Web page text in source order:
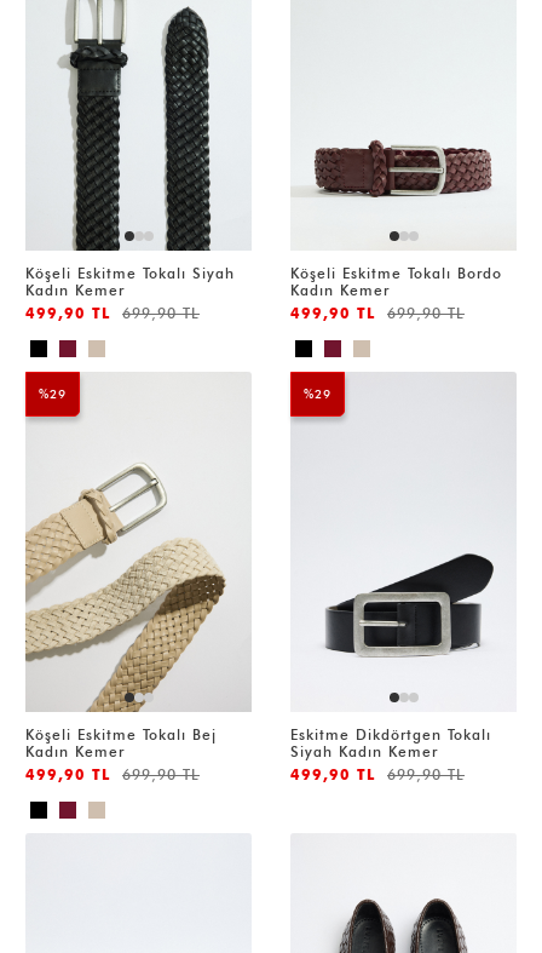
Köşeli Eskitme Tokalı Siyah
Kadın Kemer
499,90 TL
699,90 TL
Köşeli Eskitme Tokalı Bordo
Kadın Kemer
499,90 TL
699,90 TL
%29
Köşeli Eskitme Tokalı Bej
Kadın Kemer
499,90 TL
699,90 TL
%29
Eskitme Dikdörtgen Tokalı
Siyah Kadın Kemer
499,90 TL
699,90 TL